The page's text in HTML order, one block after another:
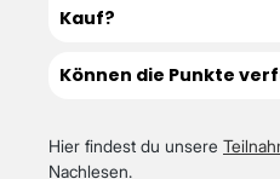
Kauf?
Können die Punkte
Hier findest du unsere
Nachlesen.